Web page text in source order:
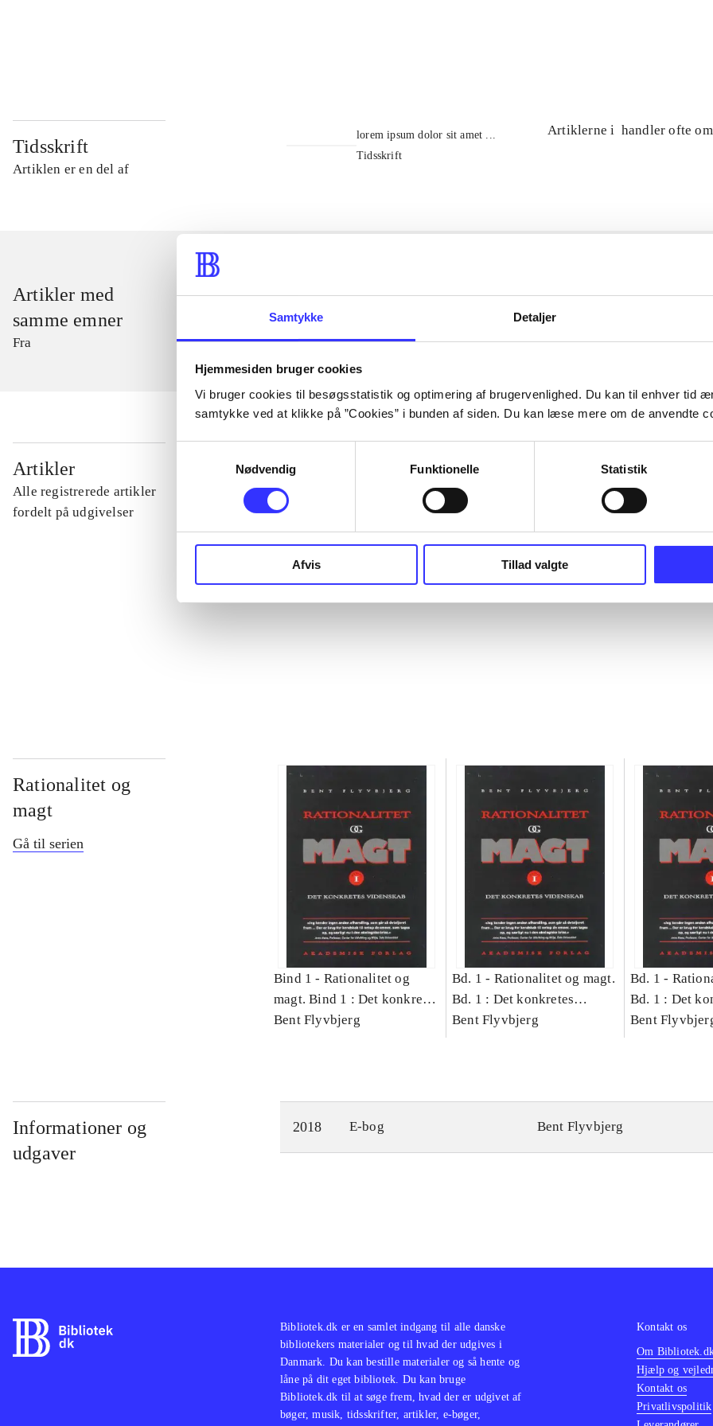
Samtykke Detaljer
Hjemmesiden bruger cookies
Vi bruger cookies til besøgsstatistik og optimering af brugervenlighed. Du kan til enhver tid
samtykke ved at klikke på ”Cookies” i bunden af siden. Du kan læse mere om de anvendte
Nødvendig
Funktionelle Statistik
Afvis Tillad valgte
Tidsskrift
Artiklen er en del af
lorem ipsum dolor sit amet ...
Tidsskrift
Artiklerne i handler ofte om
Artikler med
samme emner
Fra
Artikler
Alle registrerede artikler
fordelt på udgivelser
...
Rationalitet og
magt
Gå til serien
Bind 1 - Rationalitet og
magt. Bind 1 : Det konkretes
videnskab
Bent Flyvbjerg
Bd. 1 - Rationalitet og magt.
Bd. 1 : Det konkretes
videnskab
Bent Flyvbjerg
Bd. 1 -
Bd. 1 : Det
videnskab
Bent
Informationer og
udgaver
2018 E-bog Bent Flyvbjerg
Bibliotek.dk er en samlet indgang til alle danske
bibliotekers materialer og til hvad der udgives i
Danmark. Du kan bestille materialer og så hente og
låne på dit eget bibliotek. Du kan bruge
Bibliotek.dk til at søge frem, hvad der er udgivet af
bøger, musik, tidsskrifter, artikler, e-bøger,
Kontakt os
Om
Hjælp og
Kontakt os
Privatlivspolitik